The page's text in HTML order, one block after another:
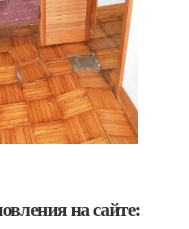
на сайте: